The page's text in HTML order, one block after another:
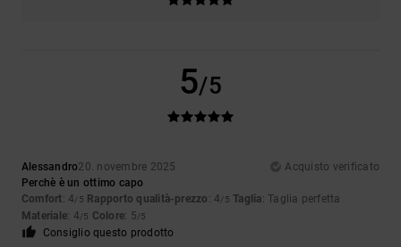
5/5
Alessandro20. novembre 2025
Acquisto verificato
Perchè è un ottimo capo
Comfort: 4/5 Rapporto qualità-prezzo : 4/5 Taglia: Taglia perfetta
Materiale: 4/5 Colore: 5/5
Consiglio questo prodotto